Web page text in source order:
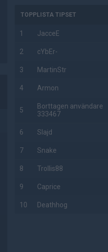
TOPPLISTA TIPSET
1 JacceE
2 cYbEr-
3 MartinStr
4 Armon
5
Borttagen användare
333467
6 Slajd
7 Snake
8 Trollis88
9 Caprice
10 Deathhog